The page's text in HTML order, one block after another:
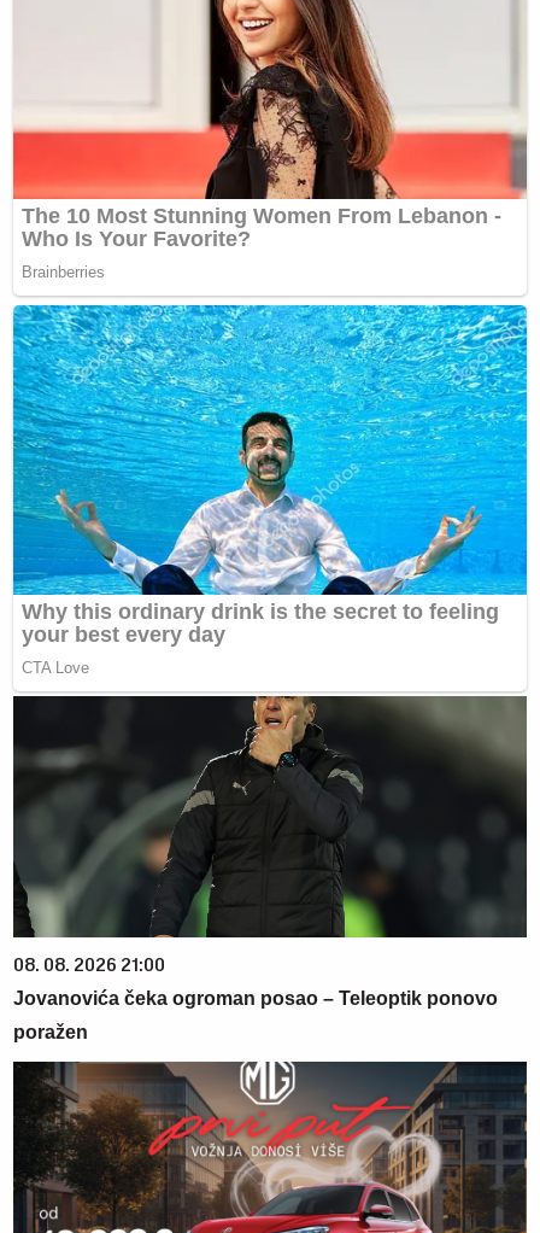
08. 08. 2026 21:00
Jovanovića čeka ogroman posao – Teleoptik ponovo
poražen